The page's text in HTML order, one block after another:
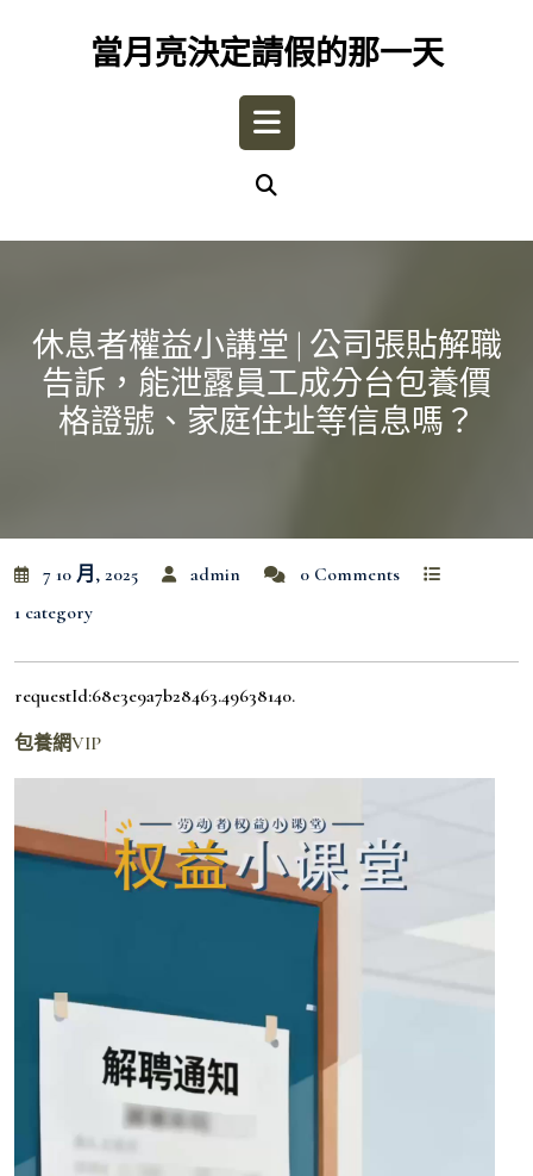
當月亮決定請假的那一天
Open
休息者權益小講堂 | 公司張貼解職
告訴，能泄露員工成分台包養價
格證號、家庭住址等信息嗎？
7 10 月, 2025 admin
0 Comments
1 category
requestId:68e3e9a7b28463.49638140.
包養網VIP